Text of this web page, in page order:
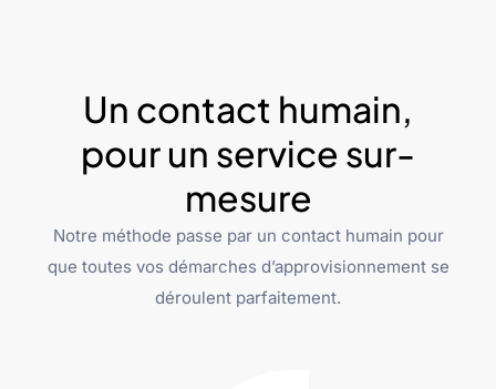
Un contact humain,
pour un service sur-
mesure
Notre méthode passe par un contact humain pour
que toutes vos démarches d’approvisionnement se
déroulent parfaitement.